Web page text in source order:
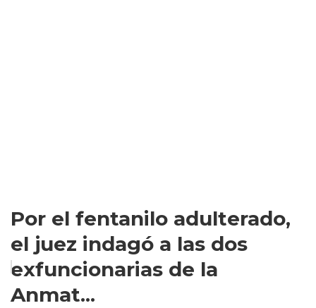
Por el fentanilo adulterado,
el juez indagó a las dos
exfuncionarias de la
Anmat...